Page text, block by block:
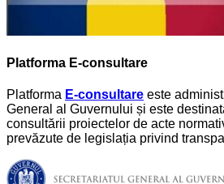
Platforma E-consultare
Platforma E-consultare este
General al Guvernului și este
consultării proiectelor de acte
prevăzute de legislația privind